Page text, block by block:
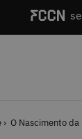
O Nascimento